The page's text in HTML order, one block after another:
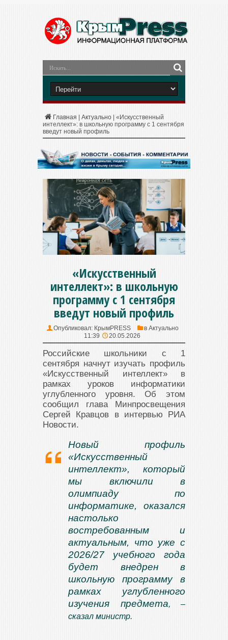
Главная Актуально
«Искусственный
интеллект»: в школьную программу с 1 сентября
введут новый профиль
«Искусственный
интеллект»: в школьную
программу с 1 сентября
введут новый профиль
Опубликовал: КрымPRESS в Актуально
11:39
20.05.2026
Российские школьники с 1
сентября начнут изучать профиль
«Искусственный интеллект» в
рамках уроков информатики
углубленного уровня. Об этом
сообщил глава Минпросвещения
Сергей Кравцов в интервью РИА
Новости.
Новый профиль
«Искусственный
интеллект», который
мы включили в
олимпиаду по
информатике, оказался
настолько
востребованным и
актуальным, что уже с
2026/27 учебного года
будет внедрен в
школьную программу в
рамках углубленного
изучения предмета, –
сказал министр.